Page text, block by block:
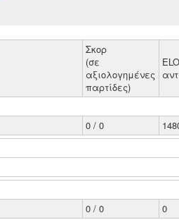
Σκορ
(σε
αξιολογημένες
παρτίδες)
ELO
0 / 0
0 / 0 0